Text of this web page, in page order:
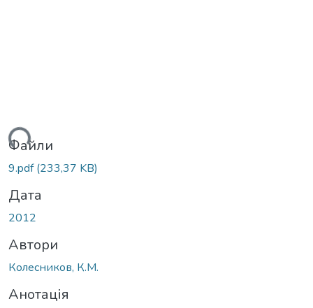
Файли
9.pdf(233,37 KB)
Дата
2012
Автори
Колесников, К.М.
Анотація